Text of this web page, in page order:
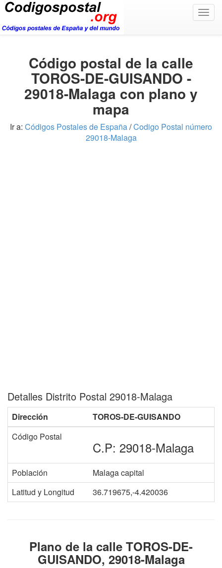
Código postal de la calle
TOROS-DE-GUISANDO -
29018-Malaga con plano y
mapa
Ir a: Códigos Postales de España/Codigo Postal número
29018-Malaga
Detalles Distrito Postal 29018-Malaga
Dirección
TOROS-DE-GUISANDO
Código Postal
C.P: 29018-Malaga
Población
Malaga capital
Latitud y Longitud
36.719675,-4.420036
Plano de la calle TOROS-DE-
GUISANDO, 29018-Malaga